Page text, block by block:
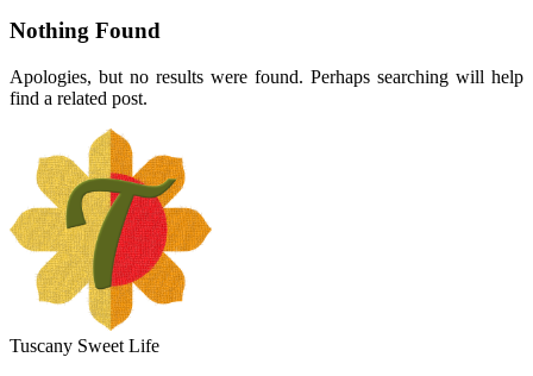
Nothing Found
Apologies, but no results were found. Perhaps searching will help
find a related post.
Tuscany Sweet Life